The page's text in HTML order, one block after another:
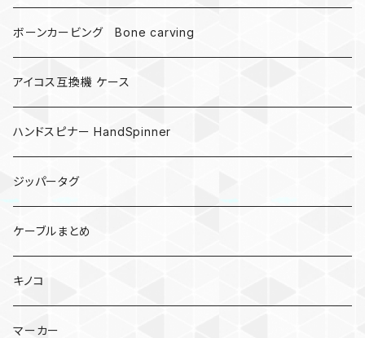
ボーンカービング Bone carving
アイコス互換機 ケース
ハンドスピナー HandSpinner
ジッパータグ
ケーブルまとめ
キノコ
マーカー